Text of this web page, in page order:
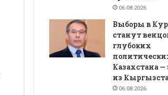
06.08.2026
Выборы в
станут
глубоких
Казахстана —
из
06.08.2026